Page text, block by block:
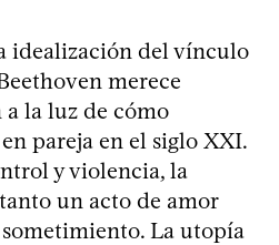
idealización del vínculo
merece
la luz de cómo
pareja en el siglo XXI.
y violencia, la
un acto de amor
La utopía